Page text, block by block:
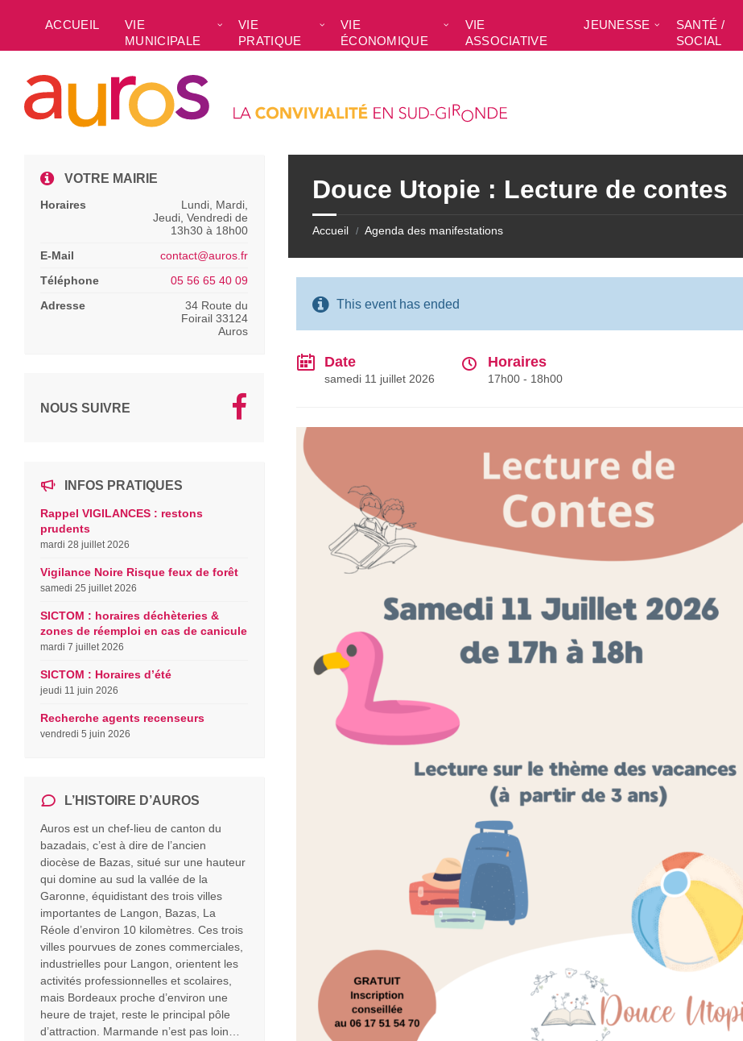
sidebar
sidebar
ACCUEIL
VIE
MUNICIPALE
VIE
PRATIQUE
VIE
ÉCONOMIQUE
VIE
ASSOCIATIVE
JEUNESSE
SANTÉ /
SOCIAL
Douce Utopie : Lecture de contes
Accueil / Agenda des manifestations
This event has ended
Date
samedi 11 juillet 2026
Horaires
17h00 - 18h00
VOTRE MAIRIE
Horaires
Lundi, Mardi,
Jeudi, Vendredi de
13h30 à 18h00
E-Mail
contact@auros.fr
Téléphone
05 56 65 40 09
Adresse
34 Route du
Foirail 33124
Auros
NOUS SUIVRE
INFOS PRATIQUES
Rappel VIGILANCES : restons
prudents
mardi 28 juillet 2026
Vigilance Noire Risque feux de forêt
samedi 25 juillet 2026
SICTOM : horaires déchèteries &
zones de réemploi en cas de canicule
mardi 7 juillet 2026
SICTOM : Horaires d’été
jeudi 11 juin 2026
Recherche agents recenseurs
vendredi 5 juin 2026
L’HISTOIRE D’AUROS
Auros est un chef-lieu de canton du
bazadais, c’est à dire de l’ancien
diocèse de Bazas, situé sur une hauteur
qui domine au sud la vallée de la
Garonne, équidistant des trois villes
importantes de Langon, Bazas, La
Réole d’environ 10 kilomètres. Ces trois
villes pourvues de zones commerciales,
industrielles pour Langon, orientent les
activités professionnelles et scolaires,
mais Bordeaux proche d’environ une
heure de trajet, reste le principal pôle
d’attraction. Marmande n’est pas loin…